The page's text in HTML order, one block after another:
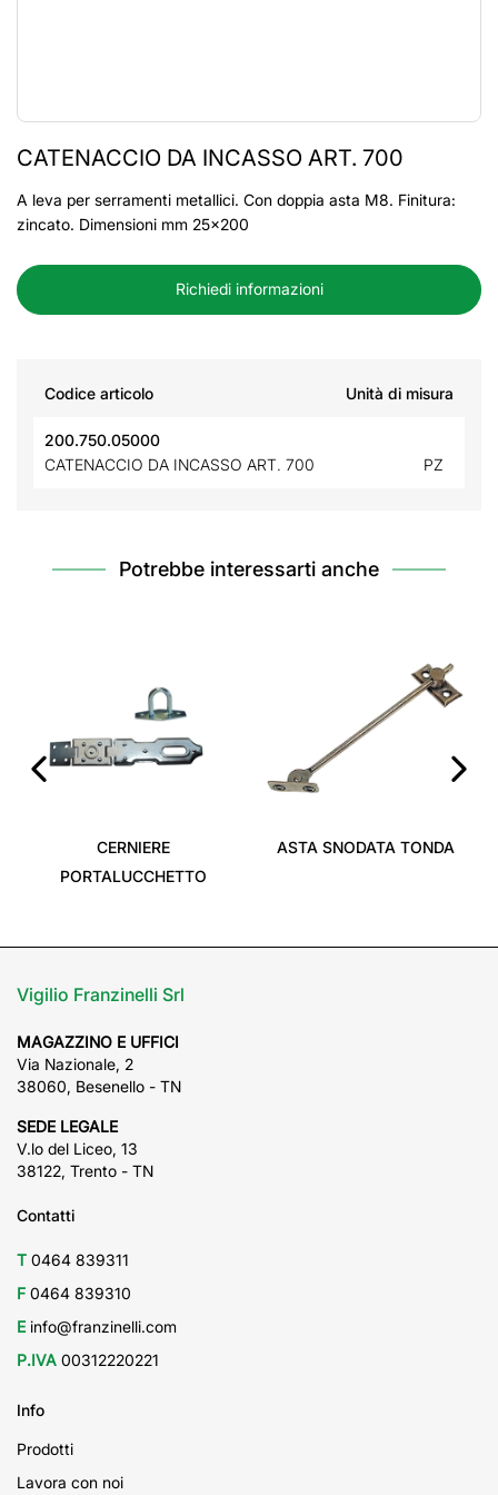
CATENACCIO DA INCASSO ART. 700
A leva per serramenti metallici. Con doppia asta M8. Finitura:
zincato. Dimensioni mm 25x200
Richiedi informazioni
Codice articolo Unità di misura
200.750.05000
CATENACCIO DA INCASSO ART. 700
PZ
Potrebbe interessarti anche
CERNIERE
PORTALUCCHETTO
ASTA SNODATA TONDA
Vigilio Franzinelli Srl
MAGAZZINO E UFFICI
Via Nazionale, 2
38060, Besenello - TN
SEDE LEGALE
V.lo del Liceo, 13
38122, Trento - TN
Contatti
T 0464 839311
F 0464 839310
E info@franzinelli.com
P.IVA 00312220221
Info
Prodotti
Lavora con noi